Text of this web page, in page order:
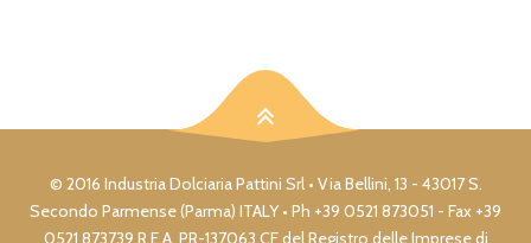
© 2016 Industria Dolciaria Pattini Srl • Via Bellini, 13 - 43017 S.
Secondo Parmense (Parma) ITALY • Ph +39 0521 873051 - Fax +39
0521 873739 R.E.A. PR-137063 CF del Registro delle Imprese di